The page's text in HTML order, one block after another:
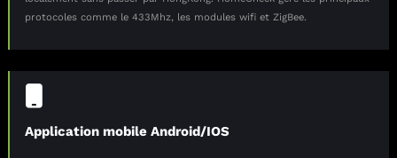
protocoles comme le 433Mhz, les modules wifi et ZigBee.
Application mobile Android/IOS